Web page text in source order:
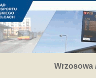
Wrzosowa